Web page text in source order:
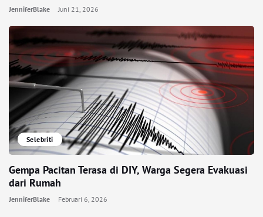
JenniferBlake Juni 21, 2026
Selebriti
Gempa Pacitan Terasa di DIY, Warga Segera Evakuasi
dari Rumah
JenniferBlake Februari 6, 2026